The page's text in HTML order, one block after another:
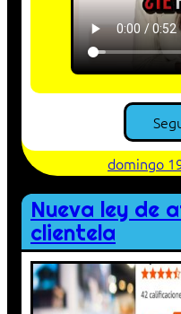
domingo
Nueva ley de
clientela